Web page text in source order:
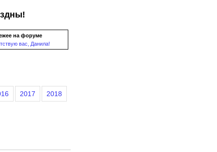
на форуме
вас, Данила!
2017 2018